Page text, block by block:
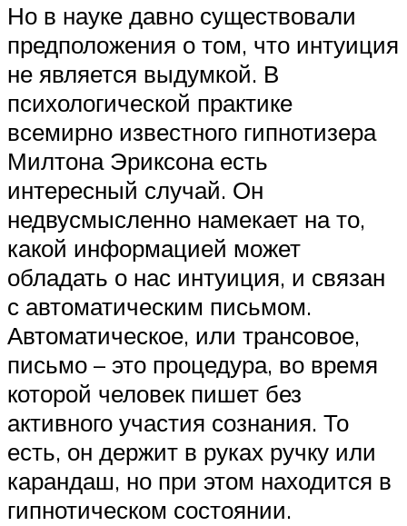
Но в науке давно существовали
предположения о том, что интуиция
не является выдумкой. В
психологической практике
всемирно известного гипнотизера
Милтона Эриксона есть
интересный случай. Он
недвусмысленно намекает на то,
какой информацией может
обладать о нас интуиция, и связан
с автоматическим письмом.
Автоматическое, или трансовое,
письмо – это процедура, во время
которой человек пишет без
активного участия сознания. То
есть, он держит в руках ручку или
карандаш, но при этом находится в
гипнотическом состоянии.